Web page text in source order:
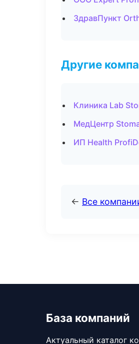
ЗдравПункт
Другие
Клиника Lab
МедЦентр
ИП Health
← Все
База компаний
Актуальный каталог